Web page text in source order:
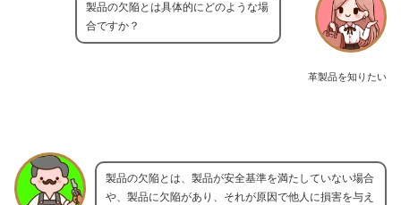
革製品を知りたい
製品の欠陥とは具体的にどのような場
合ですか？
製品の欠陥とは、製品が安全基準を満たしていない場合
や、製品に欠陥があり、それが原因で他人に損害を与え